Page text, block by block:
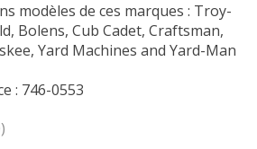
modèles de ces marques : Troy-
Bolens, Cub Cadet, Craftsman,
Yard Machines and Yard-Man
: 746-0553
à